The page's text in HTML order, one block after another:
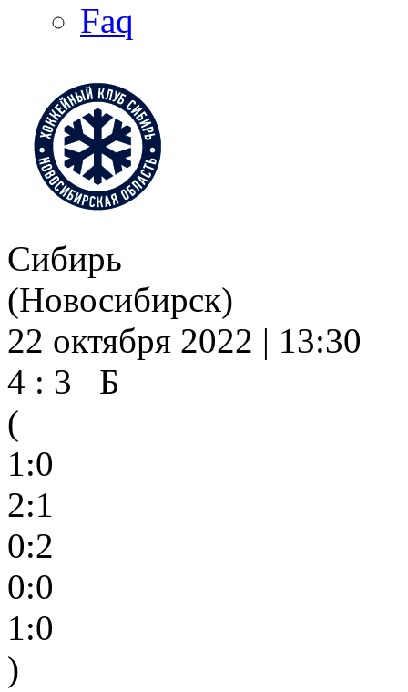
Faq
Сибирь
(Новосибирск)
22 октября 2022 | 13:30
4 : 3 Б
(
1:0
2:1
0:2
0:0
1:0
)